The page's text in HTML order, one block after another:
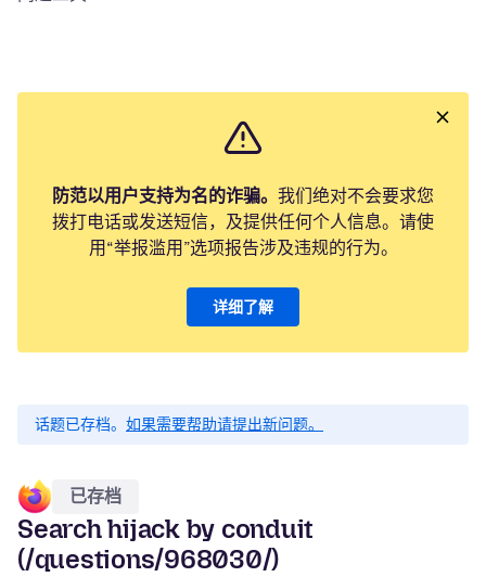
防范以用户支持为名的诈骗。 我们绝对不会要求您
拨打电话或发送短信，及提供任何个人信息。请使
用“举报滥用”选项报告涉及违规的行为。
详细了解
话题已存档。 如果需要帮助请提出新问题。
已存档
Search hijack by conduit
(/questions/968030/)